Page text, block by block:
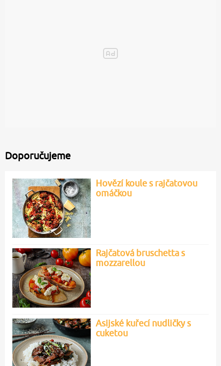
Doporučujeme
Hovězí koule s rajčatovou
omáčkou
Rajčatová bruschetta s
mozzarellou
Asijské kuřecí nudličky s
cuketou